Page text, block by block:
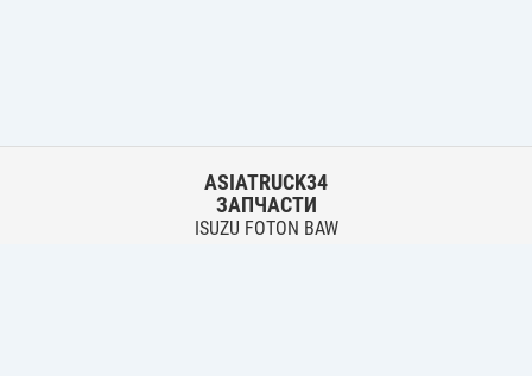
ASIATRUCK34
ЗАПЧАСТИ
ISUZU FOTON BAW